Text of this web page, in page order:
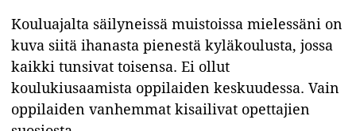
Kouluajalta säilyneissä muistoissa mielessäni on
kuva siitä ihanasta pienestä kyläkoulusta, jossa
kaikki tunsivat toisensa. Ei ollut
koulukiusaamista oppilaiden keskuudessa. Vain
oppilaiden vanhemmat kisailivat opettajien